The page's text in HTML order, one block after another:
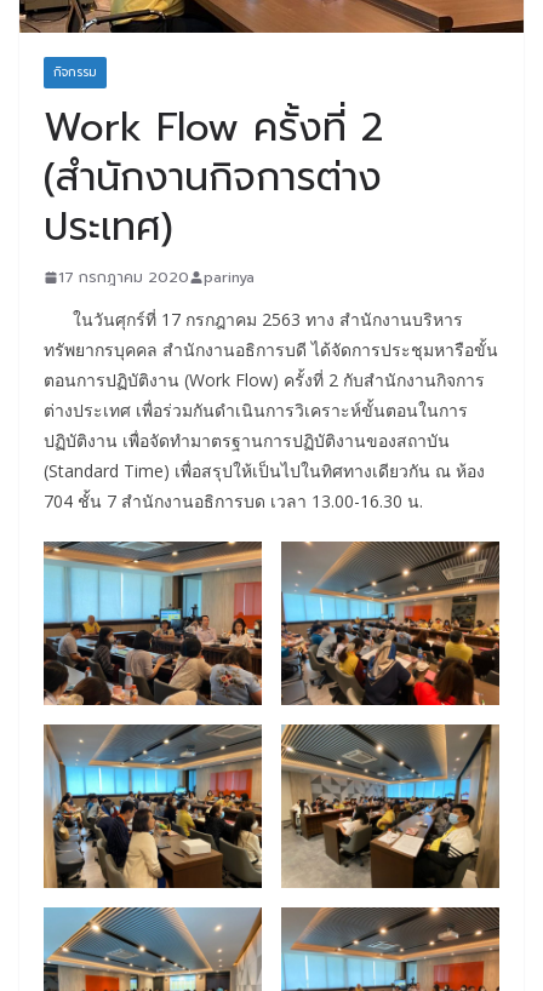
กิจกรรม
Work Flow ครั้งที่ 2
(สำนักงานกิจการต่าง
ประเทศ)
17 กรกฎาคม 2020 parinya
ในวันศุกร์ที่ 17 กรกฎาคม 2563 ทาง สำนักงานบริหาร
ทรัพยากรบุคคล สำนักงานอธิการบดี ได้จัดการประชุมหารือขั้น
ตอนการปฏิบัติงาน (Work Flow) ครั้งที่ 2 กับสำนักงานกิจการ
ต่างประเทศ เพื่อร่วมกันดำเนินการวิเคราะห์ขั้นตอนในการ
ปฏิบัติงาน เพื่อจัดทำมาตรฐานการปฏิบัติงานของสถาบัน
(Standard Time) เพื่อสรุปให้เป็นไปในทิศทางเดียวกัน ณ ห้อง
704 ชั้น 7 สำนักงานอธิการบด เวลา 13.00-16.30 น.